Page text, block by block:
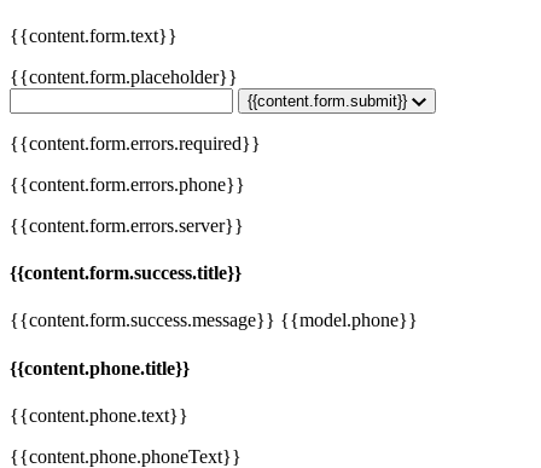
{{content.form.text}}
{{content.form.placeholder}}
{{content.form.submit}}
{{content.form.errors.required}}
{{content.form.errors.phone}}
{{content.form.errors.server}}
{{content.form.success.title}}
{{content.form.success.message}} {{model.phone}}
{{content.phone.title}}
{{content.phone.text}}
{{content.phone.phoneText}}